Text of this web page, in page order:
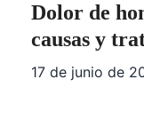
Dolor de
causas y
17 de junio de